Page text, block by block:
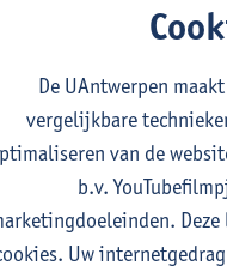
2026-
credential: van
De UAntwerpen
vergelijkbare
van de
b.v.
Uw